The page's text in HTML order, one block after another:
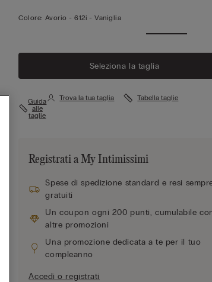
Colore: Avorio -612i - Vaniglia
Seleziona la taglia
Guida
alle
taglie
Trova la tua taglia Tabella taglie
Registrati a My Intimissimi
Spese di spedizione standard e resi
gratuiti
Un coupon ogni 200 punti, cumulabile
altre promozioni
Una promozione dedicata a te per il tuo
compleanno
Accedi o registrati